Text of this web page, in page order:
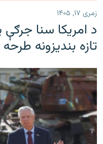
زمری ۱۷, ۱۴۰۵
د امریکا سنا جرګې
تازه بندیزونه